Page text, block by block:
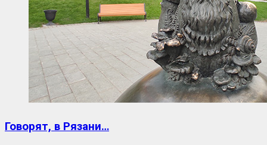
Говорят, в Рязани…